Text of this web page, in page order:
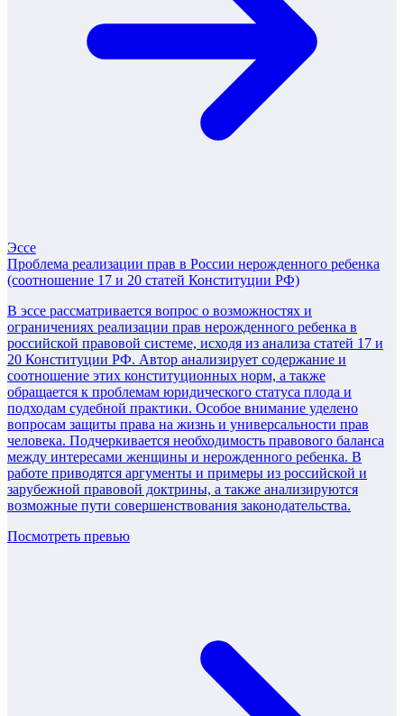
Эссе
Проблема реализации прав в России нерожденного ребенка
(соотношение 17 и 20 статей Конституции РФ)
В эссе рассматривается вопрос о возможностях и
ограничениях реализации прав нерожденного ребенка в
российской правовой системе, исходя из анализа статей 17 и
20 Конституции РФ. Автор анализирует содержание и
соотношение этих конституционных норм, а также
обращается к проблемам юридического статуса плода и
подходам судебной практики. Особое внимание уделено
вопросам защиты права на жизнь и универсальности прав
человека. Подчеркивается необходимость правового баланса
между интересами женщины и нерожденного ребенка. В
работе приводятся аргументы и примеры из российской и
зарубежной правовой доктрины, а также анализируются
возможные пути совершенствования законодательства.
Посмотреть превью